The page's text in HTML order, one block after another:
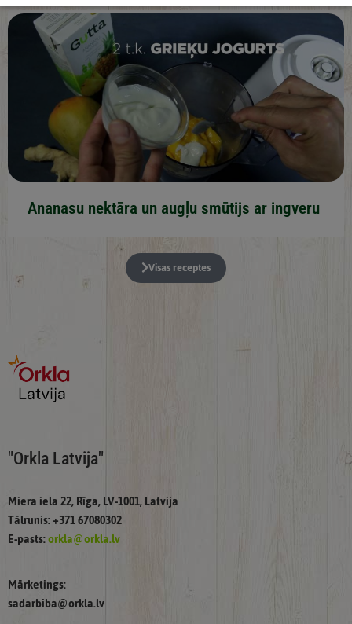
Ananasu nektāra un augļu smūtijs ar ingveru
Visas receptes
"Orkla Latvija"
Miera iela 22, Rīga, LV-1001, Latvija
Tālrunis: +371 67080302
E-pasts:orkla@orkla.lv
Mārketings:
sadarbiba@orkla.lv